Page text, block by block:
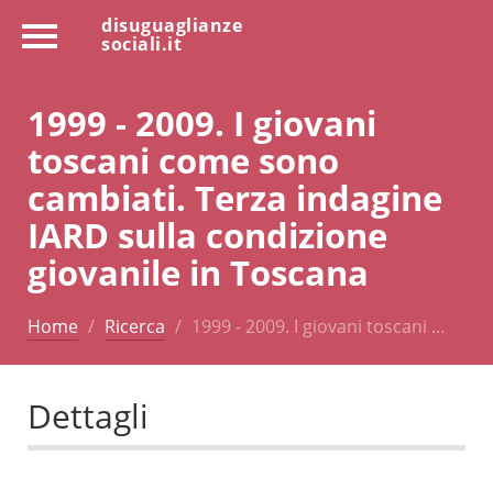
disuguaglianze
sociali.it
1999 - 2009. I giovani
toscani come sono
cambiati. Terza indagine
IARD sulla condizione
giovanile in Toscana
Home Ricerca 1999 - 2009. I giovani toscani …
Dettagli